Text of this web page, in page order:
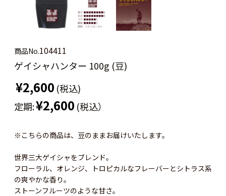
商品No.104411
ゲイシャハンター 100g (豆)
¥2,600 (税込)
定期:¥2,600 (税込）
※こちらの商品は、豆のままお届けいたします。
世界三大ゲイシャをブレンド。
フローラル、オレンジ、トロピカルなフレーバーとシトラス系
の爽やかな香り。
ストーンフルーツのような甘さ。